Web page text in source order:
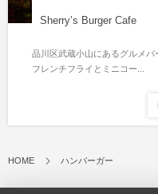
Sherry’s Burger Cafe
品川区武蔵小山にあるグルメ
フレンチフライとミニコー...
HOME ハンバーガー